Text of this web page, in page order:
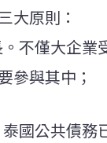
大原則：
不僅大企業
參與其中；
國公共債務